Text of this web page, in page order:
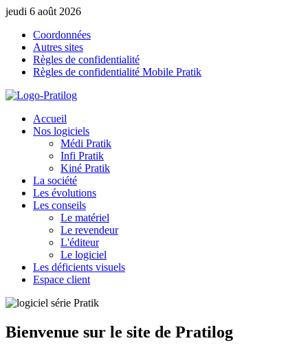
jeudi 6 août 2026
Coordonnées
Autres sites
Règles de confidentialité
Règles de confidentialité Mobile Pratik
Accueil
Nos logiciels
Médi Pratik
Infi Pratik
Kiné Pratik
La société
Les évolutions
Les conseils
Le matériel
Le revendeur
L'éditeur
Le logiciel
Les déficients visuels
Espace client
Bienvenue sur le site de Pratilog